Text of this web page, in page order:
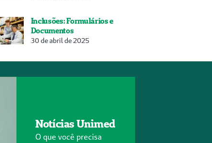
Inclusões: Formulários e
Documentos
30 de abril de 2025
Notícias Unimed
O que você precisa